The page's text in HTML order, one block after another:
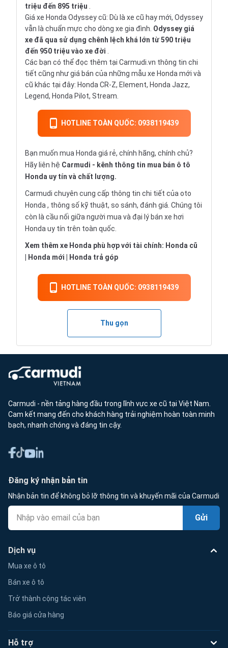
triệu đến 895 triệu .
Giá xe Honda Odyssey cũ: Dù là xe cũ hay mới, Odyssey
vẫn là chuẩn mực cho dòng xe gia đình. Odyssey giá
xe đã qua sử dụng chênh lệch khá lớn từ 590 triệu
đến 950 triệu vào xe đời .
Các bạn có thể đọc thêm tại Carmudi.vn thông tin chi
tiết cũng như giá bán của những mẫu xe Honda mới và
cũ khác tại đây: Honda CR-Z, Element, Honda Jazz,
Legend, Honda Pilot, Stream.
HOTLINE TOÀN QUỐC: 0938119439
Bạn muốn mua Honda giá rẻ, chính hãng, chính chủ?
Hãy liên hệ Carmudi - kênh thông tin mua bán ô tô
Honda uy tín và chất lượng.
Carmudi chuyên cung cấp thông tin chi tiết của oto
Honda , thông số kỹ thuật, so sánh, đánh giá. Chúng tôi
còn là cầu nối giữa người mua và đại lý bán xe hơi
Honda uy tín trên toàn quốc.
Xem thêm xe Honda phù hợp với tài chính: Honda cũ
Honda mới Honda trả góp
HOTLINE TOÀN QUỐC: 0938119439
Thu gọn
Carmudi - nền tảng hàng đầu trong lĩnh vực xe cũ tại Việt Nam.
Cam kết mang đến cho khách hàng trải nghiệm hoàn toàn minh
bạch, nhanh chóng và đáng tin cậy.
Đăng ký nhận bản tin
Nhận bản tin để không bỏ lỡ thông tin và khuyến mãi của Carmudi
Gửi
Dịch vụ
Mua xe ô tô
Bán xe ô tô
Trở thành cộng tác viên
Báo giá cửa hàng
Hỗ trợ